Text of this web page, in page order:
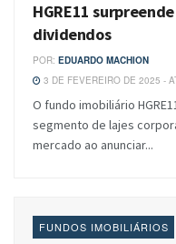
HGRE11
dividendos
POR: EDUARDO MACHION
3 DE FEVEREIRO DE 2025 -
O fundo imobiliário
segmento de lajes
mercado ao anunciar...
FUNDOS IMOBILIÁRIOS